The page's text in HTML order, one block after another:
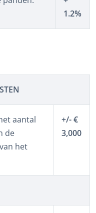
1.2%
aantal
de
het
+/- €
3,000